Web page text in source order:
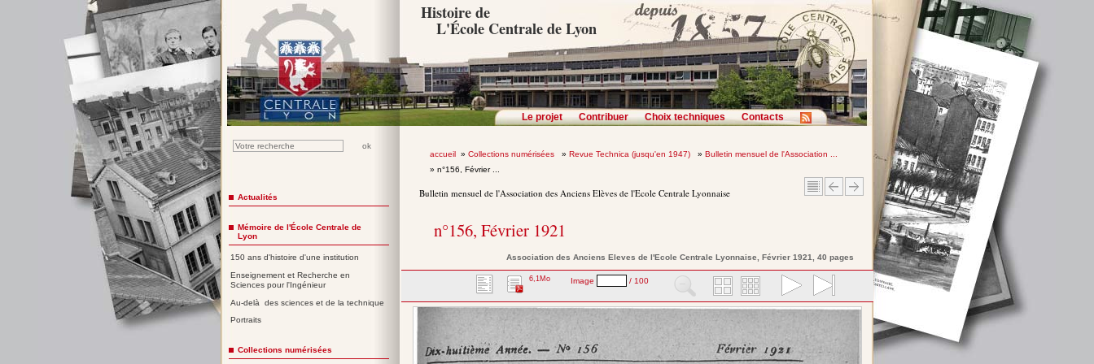
Histoire de
L'École Centrale de Lyon
Le projet Contribuer Choix techniques Contacts
accueil» Collections numérisées » Revue Technica (jusqu'en 1947) » Bulletin mensuel de l'Association ...
» n°156, Février ...
Bulletin mensuel de l'Association des Anciens Elèves de l'Ecole Centrale Lyonnaise
n°156, Février 1921
Association des Anciens Eleves de l'Ecole Centrale Lyonnaise, Février 1921, 40 pages
6,1Mo Image / 100
Actualités
Mémoire de l'École Centrale de
Lyon
150 ans d'histoire d'une institution
Enseignement et Recherche en
Sciences pour l'Ingénieur
Au-delà des sciences et de la technique
Portraits
Collections numérisées